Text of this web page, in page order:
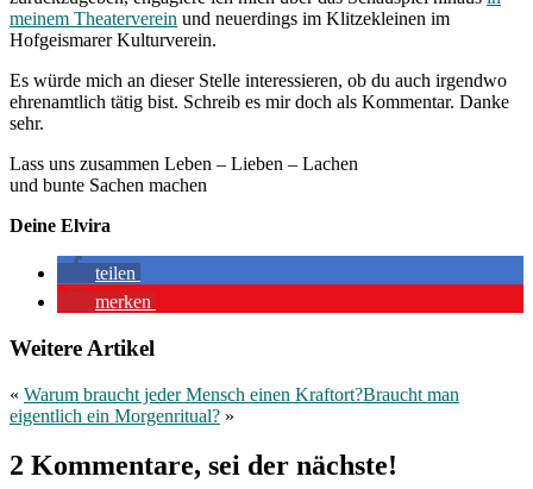
meinem Theaterverein und neuerdings im Klitzekleinen im
Hofgeismarer Kulturverein.
Es würde mich an dieser Stelle interessieren, ob du auch irgendwo
ehrenamtlich tätig bist. Schreib es mir doch als Kommentar. Danke
sehr.
Lass uns zusammen Leben – Lieben – Lachen
und bunte Sachen machen
Deine Elvira
teilen
merken
Weitere Artikel
« Warum braucht jeder Mensch einen Kraftort?Braucht man
eigentlich ein Morgenritual? »
2 Kommentare, sei der nächste!